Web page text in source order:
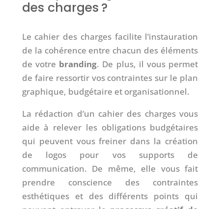
des charges ?
Le cahier des charges facilite l’instauration
de la cohérence entre chacun des éléments
de votre branding. De plus, il vous permet
de faire ressortir vos contraintes sur le plan
graphique, budgétaire et organisationnel.
La rédaction d’un cahier des charges vous
aide à relever les obligations budgétaires
qui peuvent vous freiner dans la création
de logos pour vos supports de
communication. De même, elle vous fait
prendre conscience des contraintes
esthétiques et des différents points qui